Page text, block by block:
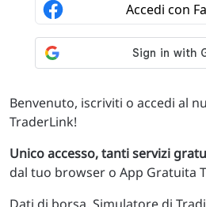
Benvenuto, iscriviti o accedi al
TraderLink!
Unico accesso, tanti servizi
dal tuo browser o App Gratuita